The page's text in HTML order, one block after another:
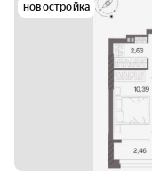
новостройка